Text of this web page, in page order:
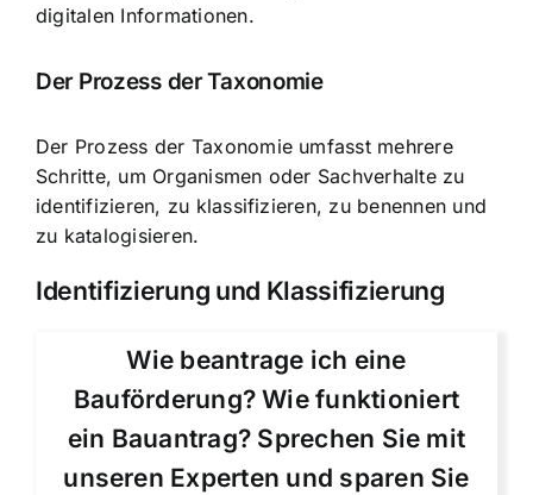
digitalen Informationen.
Der Prozess der Taxonomie
Der Prozess der Taxonomie umfasst mehrere
Schritte, um Organismen oder Sachverhalte zu
identifizieren, zu klassifizieren, zu benennen und
zu katalogisieren.
Identifizierung und Klassifizierung
Wie beantrage ich eine
Bauförderung? Wie funktioniert
ein Bauantrag? Sprechen Sie mit
unseren Experten und sparen Sie